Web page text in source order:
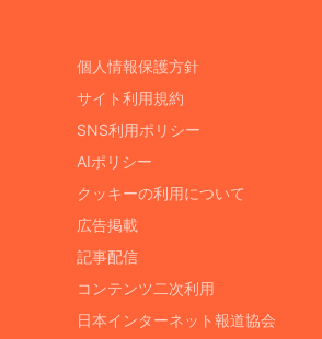
個人情報保護方針
サイト利用規約
SNS利用ポリシー
AIポリシー
クッキーの利用について
広告掲載
記事配信
コンテンツ二次利用
日本インターネット報道協会